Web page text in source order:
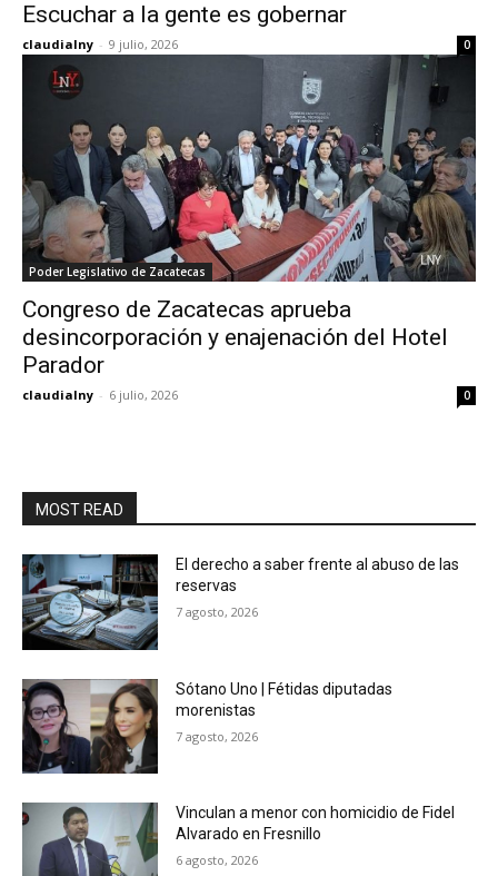
Escuchar a la gente es gobernar
claudialny - 9 julio, 2026 0
Poder Legislativo de Zacatecas
Congreso de Zacatecas aprueba
desincorporación y enajenación del Hotel
Parador
claudialny - 6 julio, 2026 0
MOST READ
El derecho a saber frente al abuso de las
reservas
7 agosto, 2026
Sótano Uno | Fétidas diputadas
morenistas
7 agosto, 2026
Vinculan a menor con homicidio de Fidel
Alvarado en Fresnillo
6 agosto, 2026